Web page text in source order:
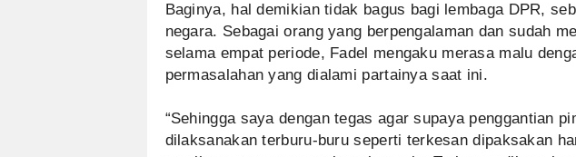
Baginya, hal demikian tidak bagus bagi lembaga DPR,
negara. Sebagai orang yang berpengalaman dan sudah
selama empat periode, Fadel mengaku merasa malu
permasalahan yang dialami partainya saat ini.
“Sehingga saya dengan tegas agar supaya penggantian
dilaksanakan terburu-buru seperti terkesan dipaksakan